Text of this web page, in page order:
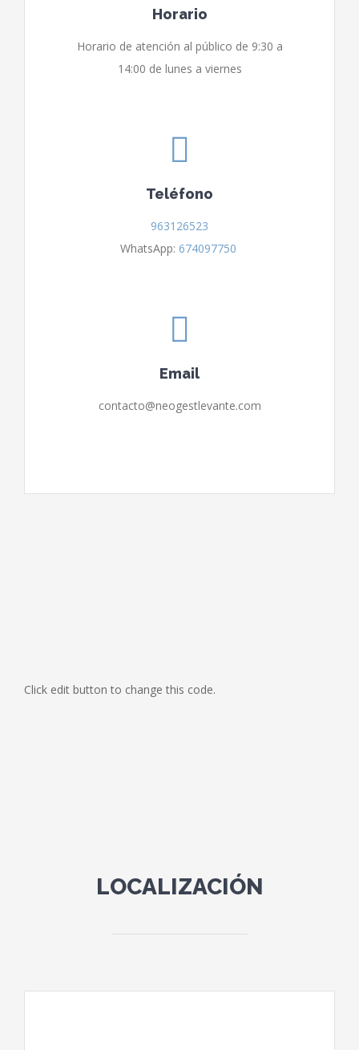
Horario
Horario de atención al público de 9:30 a
14:00 de lunes a viernes
Teléfono
963126523
WhatsApp: 674097750
Email
contacto@neogestlevante.com
Click edit button to change this code.
LOCALIZACIÓN
Servicios exclusivos de administración de comunidades de
Servicios de recobro de deudas